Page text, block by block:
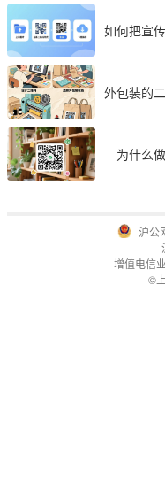
如何把宣
外包装的
为什么
沪公
增值电信
©